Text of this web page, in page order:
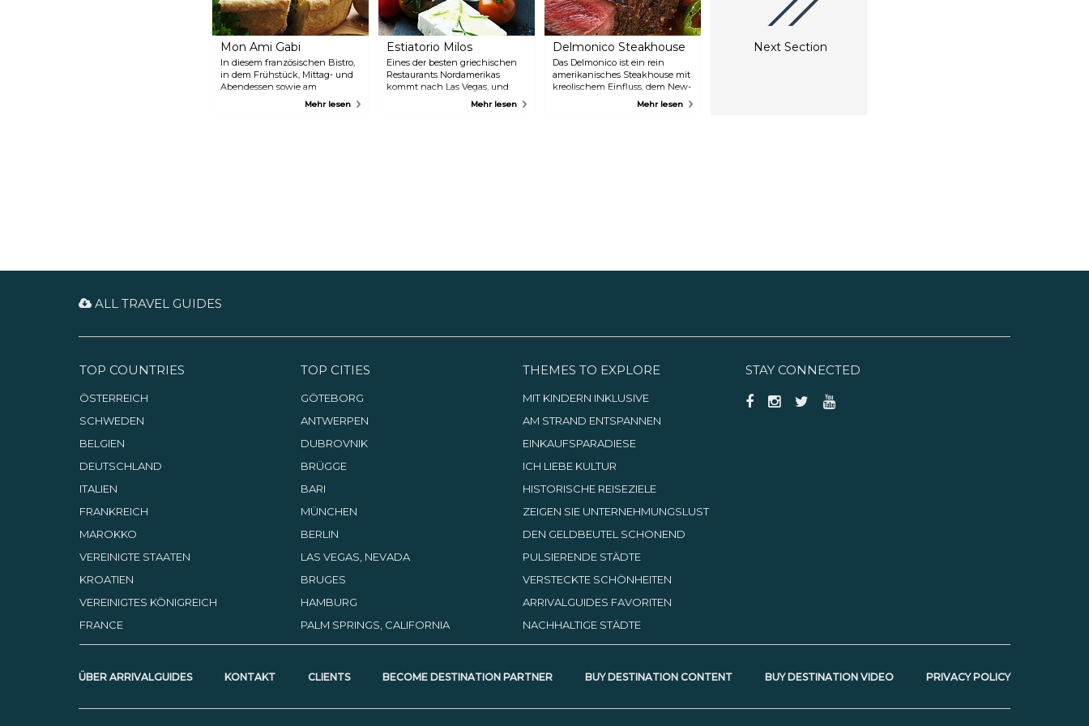
Reservierung wird empfohlen,
wenn Sie lieber sofort einen
Mon Ami Gabi
In diesem französischen Bistro,
in dem Frühstück, Mittag- und
Abendessen sowie am
Wochenende Brunch serviert
Mehr lesen
Estiatorio Milos
Eines der besten griechischen
Restaurants Nordamerikas
kommt nach Las Vegas, und
zwar auf große und köstliche
Mehr lesen
Delmonico Steakhouse
Das Delmonico ist ein rein
amerikanisches Steakhouse mit
kreolischem Einfluss, dem New-
Orleans-Stil. Das gehobene
Mehr lesen
Next Section
ALL TRAVEL GUIDES
TOP COUNTRIES
ÖSTERREICH
SCHWEDEN
BELGIEN
DEUTSCHLAND
ITALIEN
FRANKREICH
MAROKKO
VEREINIGTE STAATEN
KROATIEN
VEREINIGTES KÖNIGREICH
FRANCE
TOP CITIES
GÖTEBORG
ANTWERPEN
DUBROVNIK
BRÜGGE
BARI
MÜNCHEN
BERLIN
LAS VEGAS, NEVADA
BRUGES
HAMBURG
PALM SPRINGS, CALIFORNIA
THEMES TO EXPLORE
MIT KINDERN INKLUSIVE
AM STRAND ENTSPANNEN
EINKAUFSPARADIESE
ICH LIEBE KULTUR
HISTORISCHE REISEZIELE
ZEIGEN SIE UNTERNEHMUNGSLUST
DEN GELDBEUTEL SCHONEND
PULSIERENDE STÄDTE
VERSTECKTE SCHÖNHEITEN
ARRIVALGUIDES FAVORITEN
NACHHALTIGE STÄDTE
STAY CONNECTED
ÜBER ARRIVALGUIDES KONTAKT CLIENTS BECOME DESTINATION PARTNER BUY DESTINATION CONTENT BUY DESTINATION VIDEO PRIVACY POLICY